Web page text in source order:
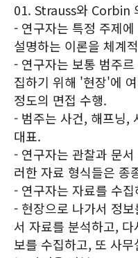
01. Strauss와 Corbin
- 연구자는 특정 주제
설명하는 이론을 체계
- 연구자는 보통 범주
집하기 위해 '현장'에
정도의 면접 수행.
- 범주는 사건, 해프닝,
대표.
- 연구자는 관찰과 문
러한 자료 형식들은 종
- 연구자는 자료를 수
- 현장으로 나가서 정
서 자료를 분석하고,
보를 수집하고, 또 사